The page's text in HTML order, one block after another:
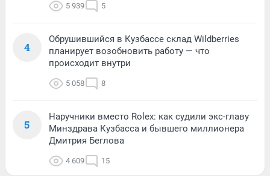
5 939 5
4
Обрушившийся в Кузбассе склад Wildberries
планирует возобновить работу — что
происходит внутри
5 058 8
5
Наручники вместо Rolex: как судили экс-главу
Минздрава Кузбасса и бывшего миллионера
Дмитрия Беглова
4 609 15